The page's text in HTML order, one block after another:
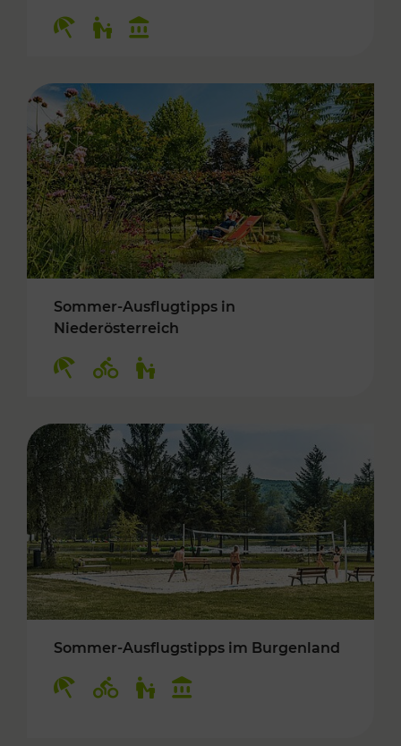
Sommer-Ausflugtipps in
Niederösterreich
Sommer-Ausflugstipps im Burgenland